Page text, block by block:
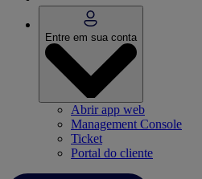
Entre em sua conta
Abrir app web
Management Console
Ticket
Portal do cliente